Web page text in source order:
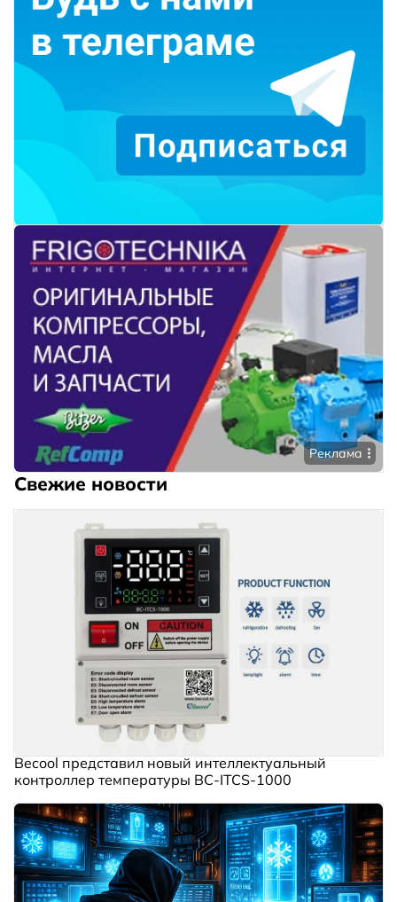
Реклама
Свежие новости
Becool представил новый интеллектуальный
контроллер температуры BC‑ITCS‑1000